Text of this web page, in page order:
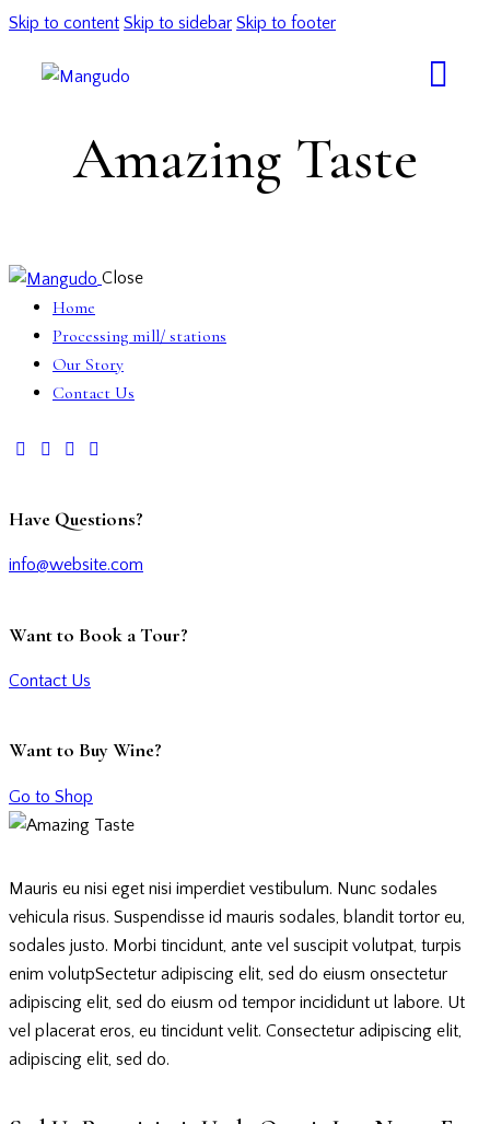
Skip to content Skip to sidebar Skip to footer
Amazing Taste
Close
Home
Processing mill/ stations
Our Story
Contact Us
Have Questions?
info@website.com
Want to Book a Tour?
Contact Us
Want to Buy Wine?
Go to Shop
Mauris eu nisi eget nisi imperdiet vestibulum. Nunc sodales
vehicula risus. Suspendisse id mauris sodales, blandit tortor eu,
sodales justo. Morbi tincidunt, ante vel suscipit volutpat, turpis
enim volutpSectetur adipiscing elit, sed do eiusm onsectetur
adipiscing elit, sed do eiusm od tempor incididunt ut labore. Ut
vel placerat eros, eu tincidunt velit. Consectetur adipiscing elit,
adipiscing elit, sed do.